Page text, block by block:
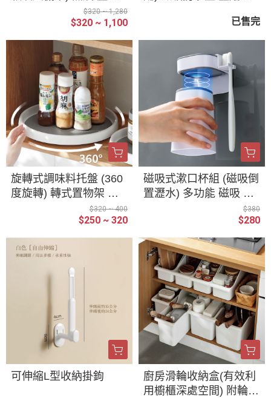
式 吹風機收納架 置物架
吹風機架 戴森 浴室收納
吹風機 收納架 吹風機掛
$320 ~ 1,280
$320 ~ 1,100
廁所置物架 浴室置物架
無痕面紙盒 衛生紙架 防
水紙巾盒 衛生紙盒
已售完
旋轉式調味料托盤 (360
度旋轉) 轉式置物架 廚
房醬料架 醬料盤 旋轉
$320 ~ 400
$250 ~ 320
磁吸式漱口杯組 (磁吸倒
置瀝水) 多功能 磁吸 牙
刷架 漱口杯架 簡約磁吸
杯架 漱口杯 牙刷架 牙
膏架 洗漱用品
$380
$280
可伸縮L型收納掛鉤
廚房滑輪收納盒(有效利
用櫥櫃深處空間) 附輪收